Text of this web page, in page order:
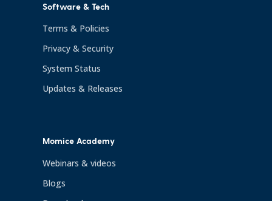
Software & Tech
Terms & Policies
Privacy & Security
System Status
Updates & Releases
Momice Academy
Webinars & videos
Blogs